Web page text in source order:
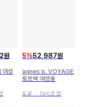
원
여성
5%52,987원
agnes b. VOYAGE
토트백 여성용
도쿄 ・ 13시간 전